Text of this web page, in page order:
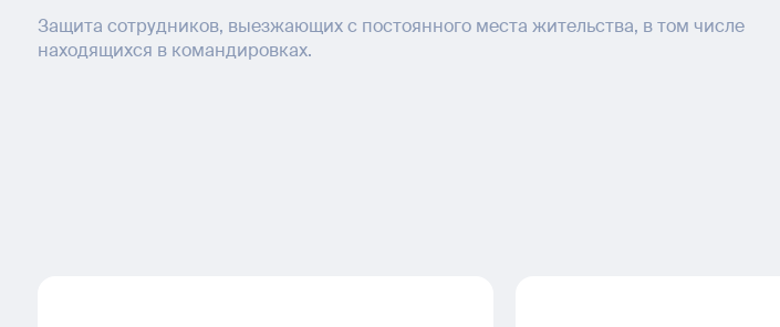
Защита сотрудников, выезжающих с постоянного места жительства, в том числе
находящихся в командировках.